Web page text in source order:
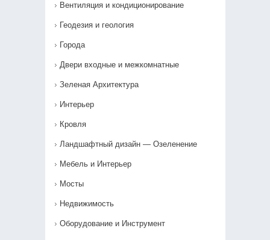
Вентиляция и кондиционирование
Геодезия и геология
Города
Двери входные и межкомнатные
Зеленая Архитектура
Интерьер
Кровля
Ландшафтный дизайн — Озеленение‎
Мебель и Интерьер
Мосты
Недвижимость
Оборудование и Инструмент